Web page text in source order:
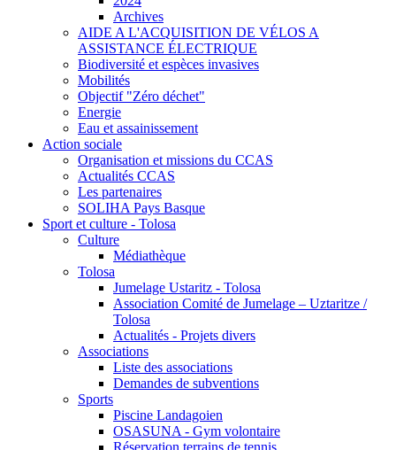
Archives
AIDE A L'ACQUISITION DE VÉLOS A
ASSISTANCE ÉLECTRIQUE
Biodiversité et espèces invasives
Mobilités
Objectif "Zéro déchet"
Energie
Eau et assainissement
Action sociale
Organisation et missions du CCAS
Actualités CCAS
Les partenaires
SOLIHA Pays Basque
Sport et culture - Tolosa
Culture
Médiathèque
Tolosa
Jumelage Ustaritz - Tolosa
Association Comité de Jumelage – Uztaritze /
Tolosa
Actualités - Projets divers
Associations
Liste des associations
Demandes de subventions
Sports
Piscine Landagoien
OSASUNA - Gym volontaire
Réservation terrains de tennis